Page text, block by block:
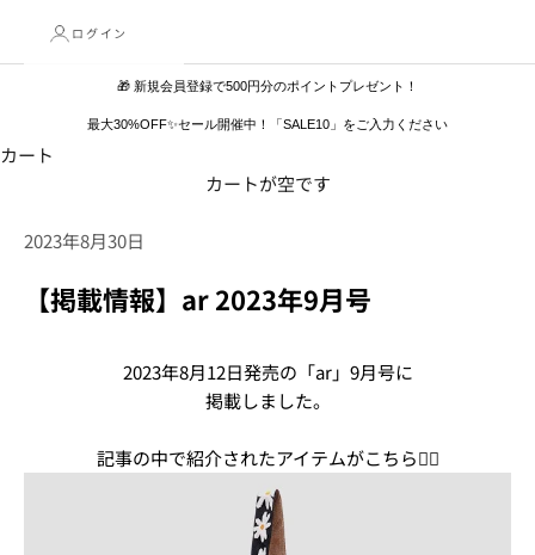
ログイン
🎁 新規会員登録で500円分のポイントプレゼント！
最大30%OFF✨セール開催中！「SALE10」をご入力ください
カート
カートが空です
2023年8月30日
【掲載情報】ar 2023年9月号
2023年8月12日発売の「ar」9月号に
掲載しました。
記事の中で紹介されたアイテムがこちら💁‍♀️